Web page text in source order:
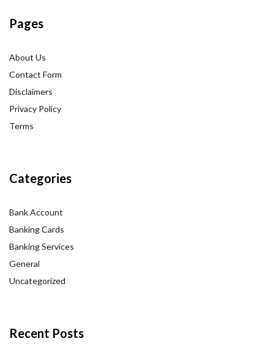
Pages
About Us
Contact Form
Disclaimers
Privacy Policy
Terms
Categories
Bank Account
Banking Cards
Banking Services
General
Uncategorized
Recent Posts